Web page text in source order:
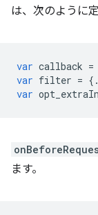
は、次のように
var callback =
var filter =
var
ます。